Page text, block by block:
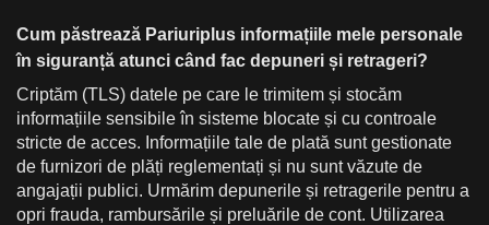
Cum păstrează Pariuriplus informațiile mele personale
în siguranță atunci când fac depuneri și retrageri?
Criptăm (TLS) datele pe care le trimitem și stocăm
informațiile sensibile în sisteme blocate și cu controale
stricte de acces. Informațiile tale de plată sunt gestionate
de furnizori de plăți reglementați și nu sunt văzute de
angajații publici. Urmărim depunerile și retragerile pentru a
opri frauda, rambursările și preluările de cont. Utilizarea